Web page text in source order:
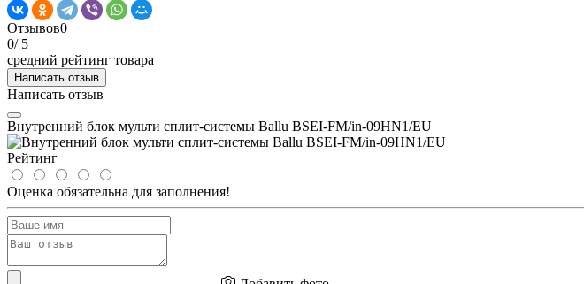
Отзывов0
0/ 5
средний рейтинг товара
Написать отзыв
Написать отзыв
Внутренний блок мульти сплит-системы Ballu BSEI-FM/in-09HN1/EU
Рейтинг
Оценка обязательна для заполнения!